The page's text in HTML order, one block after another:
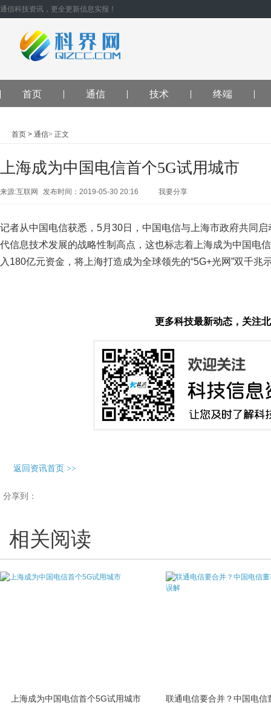
通信科技资讯，更全更新信息实报！
首页 通信 技术 终端
首页 > 通信> 正文
上海成为中国电信首个5G试用城市
来源:互联网 发布时间：2019-05-30 20:16
我要分享
博
人人网
开
好友 腾讯微
博
记者从中国电信获悉，5月30日，中国电信与上海市政府共同
代信息技术发展的战略性制高点，这也标志着上海成为中国电
入180亿元资金，将上海打造成为全球领先的“5G+光网”双千兆
更多科技最新动态，关注
返回资讯首页 >>
分享到：
相关阅读
上海成为中国电信首个5G试用城市